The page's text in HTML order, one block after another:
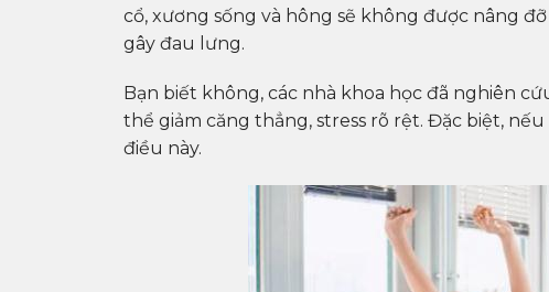
cổ, xương sống và hông sẽ không được nâng
gây đau lưng.
Bạn biết không, các nhà khoa học đã nghiên
thể giảm căng thẳng, stress rõ rệt. Đặc biệt,
điều này.